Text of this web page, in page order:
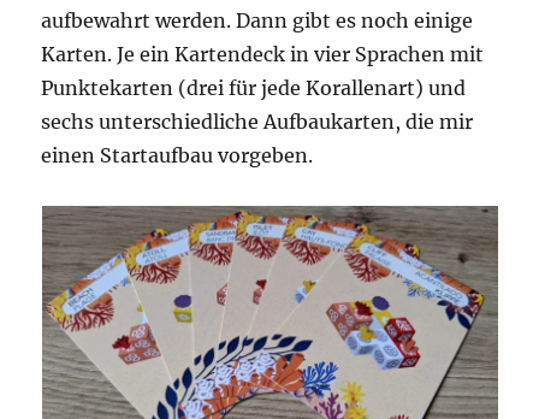
aufbewahrt werden. Dann gibt es noch einige
Karten. Je ein Kartendeck in vier Sprachen mit
Punktekarten (drei für jede Korallenart) und
sechs unterschiedliche Aufbaukarten, die mir
einen Startaufbau vorgeben.